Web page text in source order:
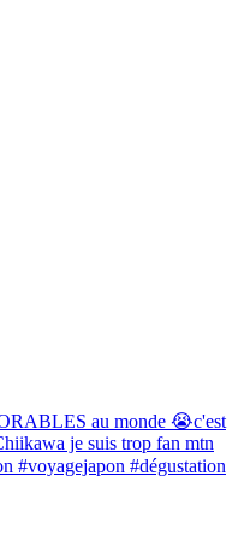
au monde 😭c'est
je suis trop fan mtn
#voyagejapon #dégustation